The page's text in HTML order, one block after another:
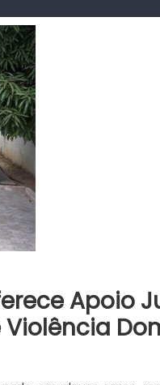
Apoio
Violência